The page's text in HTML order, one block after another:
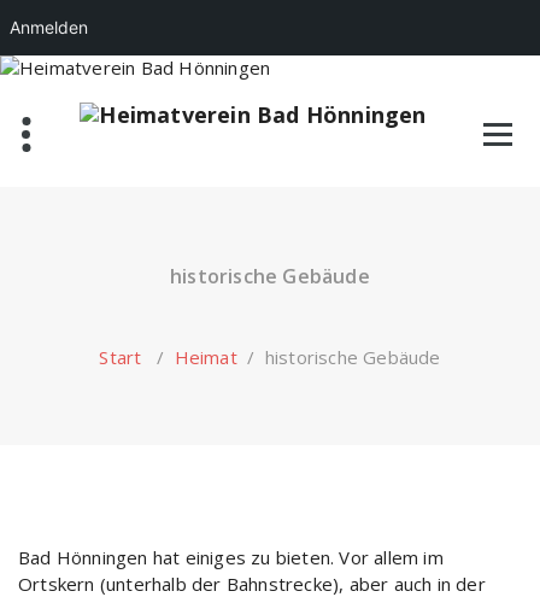
Anmelden
Zum
springen
historische Gebäude
Start / Heimat/ historische Gebäude
Bad Hönningen hat einiges zu bieten. Vor allem im
Ortskern (unterhalb der Bahnstrecke), aber auch in der